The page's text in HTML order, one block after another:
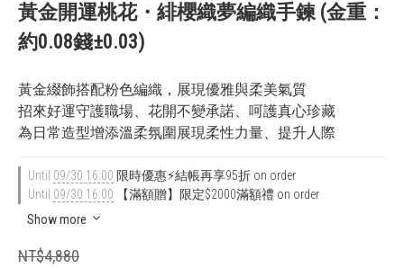
黃金開運桃花・緋櫻織夢編織手鍊 (金重：
約0.08錢±0.03)
黃金綴飾搭配粉色編織，展現優雅與柔美氣質
招來好運守護職場、花開不變承諾、呵護真心珍藏
為日常造型增添溫柔氛圍展現柔性力量、提升人際
Until 09/30 16:00 限時優惠⚡結帳再享95折 on order
Until 09/30 16:00 【滿額贈】限定$2000滿額禮 on order
Show more
NT$4,880